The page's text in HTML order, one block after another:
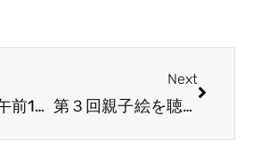
4月18日(木)午前10時～蔦屋書店３階にてイベント決定!
Next
第３回親子絵を聴くプレイルーム終了しました。